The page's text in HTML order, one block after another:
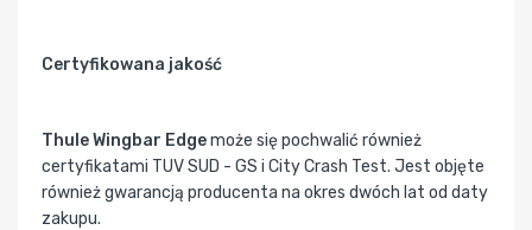
Certyfikowana jakość
Thule Wingbar Edgemoże się pochwalić również
certyfikatami TUV SUD - GS i City Crash Test. Jest objęte
również gwarancją producenta na okres dwóch lat od daty
zakupu.